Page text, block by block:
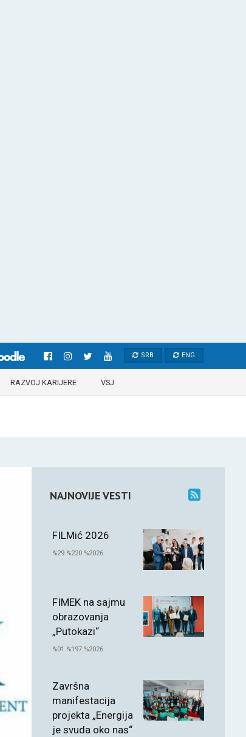
SRB ENG
RAZVOJ KARIJERE VSJ
NAJNOVIJE VESTI
FILMić 2026
%29 %220 %2026
FIMEK na sajmu
obrazovanja
„Putokazi“
%01 %197 %2026
Završna
manifestacija
projekta „Energija
je svuda oko nas“